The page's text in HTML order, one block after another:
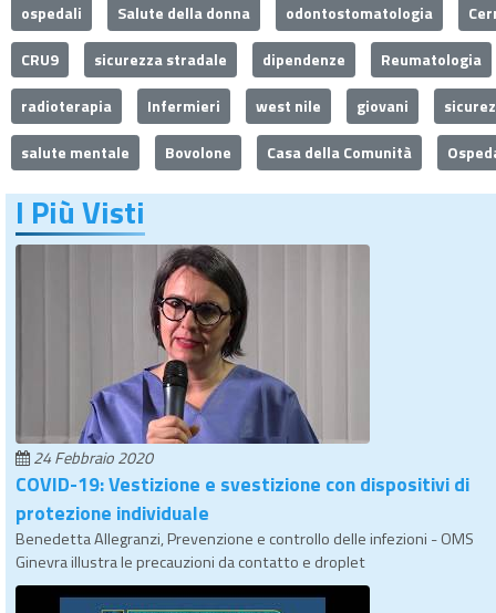
ospedali
Salute della donna odontostomatologia
CRU9
sicurezza stradale dipendenze
Reumatologia
radioterapia
Infermieri west nile giovani
salute mentale
Bovolone Casa della Comunità
I Più Visti
24 Febbraio 2020
COVID-19: Vestizione e svestizione con dispositivi di
protezione individuale
Benedetta Allegranzi, Prevenzione e controllo delle infezioni - OMS
Ginevra illustra le precauzioni da contatto e droplet